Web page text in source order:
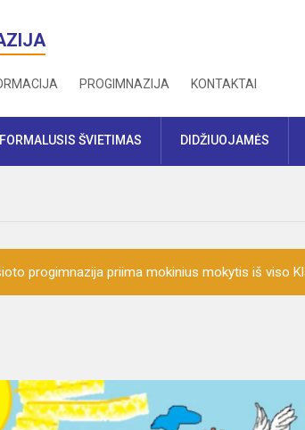
PROGIMNAZIJA KONTAKTAI
ŠVIETIMAS DIDŽIUOJAMĖS
progimnazija priima mokinius mokytis iš viso